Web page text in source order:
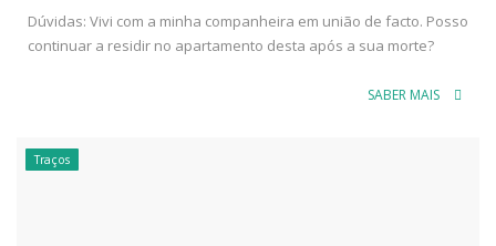
Dúvidas: Vivi com a minha companheira em união de facto. Posso
continuar a residir no apartamento desta após a sua morte?
SABER MAIS
Traços